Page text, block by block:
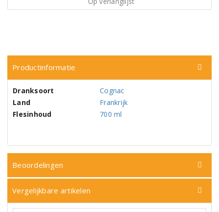
Productinformatie
Dranksoort
Cognac
Land
Frankrijk
Flesinhoud
700 ml
Beoordelingen
Vergelijkbare artikelen